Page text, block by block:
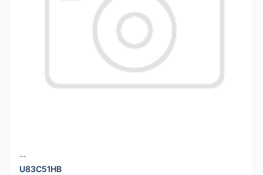
--
U83C51HB